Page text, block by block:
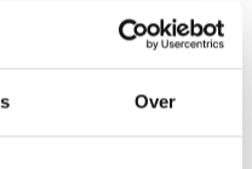
Over
met een
royale glazen
genieten van de
de prachtige